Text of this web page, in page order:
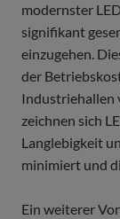
modernster
signifikant
einzugehen.
der
Industriehallen
zeichnen sich
Langlebigkeit
minimiert und
Ein weiterer